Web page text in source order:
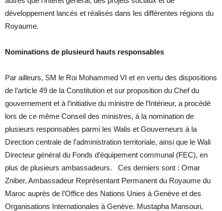
développement lancés et réalisés dans les différentes régions du
Royaume.
Nominations de plusieurd hauts responsables
Par ailleurs, SM le Roi Mohammed VI et en vertu des dispositions
de l’article 49 de la Constitution et sur proposition du Chef du
gouvernement et à l’initiative du ministre de l’Intérieur, a procédé
lors de ce même Conseil des ministres, á la nomination de
plusieurs responsables parmi les Walis et Gouverneurs à la
Direction centrale de l’administration territoriale, ainsi que le Wali
Directeur général du Fonds d’équipement communal (FEC), en
plus de plusieurs ambassadeurs. Ces derniers sont : Omar
Zniber, Ambassadeur Représentant Permanent du Royaume du
Maroc auprès de l’Office des Nations Unies à Genève et des
Organisations Internationales à Genève. Mustapha Mansouri,